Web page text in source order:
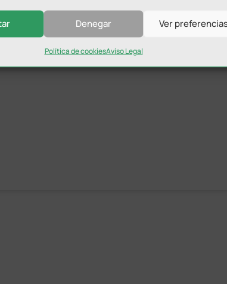
Denegar Ver
Política de cookiesAviso Legal
.
— Atlético Mancha Real
(@atmanchareal)
September 27,
2020
de marketing
contenido